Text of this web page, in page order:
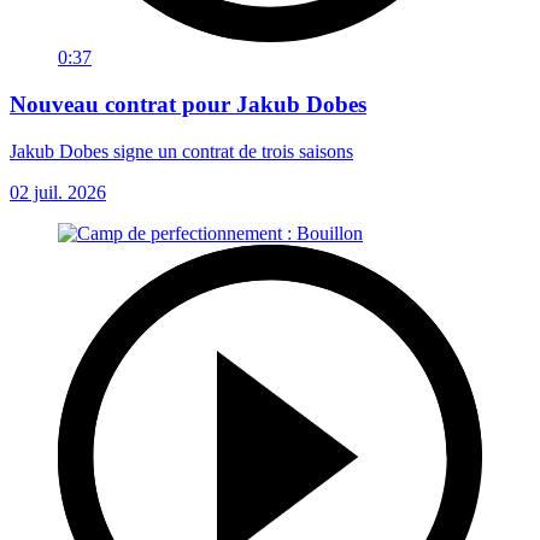
0:37
Nouveau contrat pour Jakub Dobes
Jakub Dobes signe un contrat de trois saisons
02 juil. 2026